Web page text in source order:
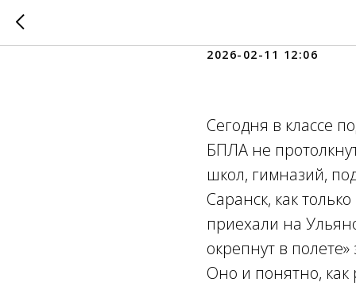
2026-02-11 12:06
Сегодня в классе
БПЛА не
школ, гимназий,
Саранск, как
приехали на
окрепнут в
Оно и понятно, как